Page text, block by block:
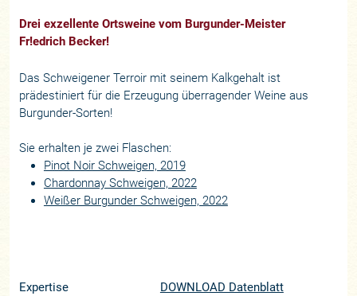
Drei exzellente Ortsweine vom Burgunder-Meister
Fr!edrich Becker!
Das Schweigener Terroir mit seinem Kalkgehalt ist
prädestiniert für die Erzeugung überragender Weine aus
Burgunder-Sorten!
Sie erhalten je zwei Flaschen:
Pinot Noir Schweigen, 2019
Chardonnay Schweigen, 2022
Weißer Burgunder Schweigen, 2022
Expertise
DOWNLOAD Datenblatt